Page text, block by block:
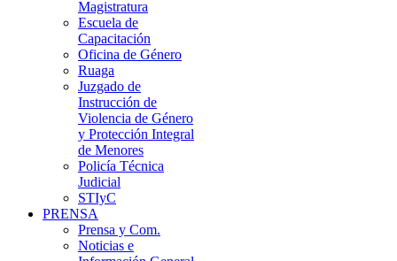
Magistratura
Escuela de
Capacitación
Oficina de Género
Ruaga
Juzgado de
Instrucción de
Violencia de Género
y Protección Integral
de Menores
Policía Técnica
Judicial
STIyC
PRENSA
Prensa y Com.
Noticias e